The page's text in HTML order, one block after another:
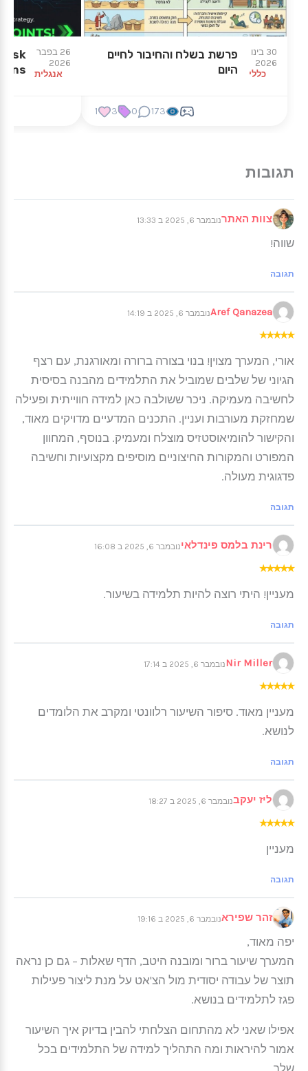
30 בינו
2026
כללי
פרשת בשלח והחיבור לחיים
היום
173
0
3
1
26 בפבר
2026
אנגלית
צוות האתרנובמבר 6, 2025 ב 13:33
שווה!
תגובה
Aref Qanazeaנובמבר 6, 2025 ב 14:19
★
★
★
★
★
אורי, המערך מצוין! בנוי בצורה ברורה ומאורגנת, עם רצף
הגיוני של שלבים שמוביל את התלמידים מהבנה בסיסית
לחשיבה מעמיקה. ניכר ששולבה כאן למידה חווייתית ופעילה
שמחזקת מעורבות ועניין. התכנים המדעיים מדויקים מאוד,
והקישור להומיאוסטזיס מוצלח ומעמיק. בנוסף, המחוון
המפורט והמקורות החיצוניים מוסיפים מקצועיות וחשיבה
פדגוגית מעולה.
תגובה
רינת בלמס פינדלאינובמבר 6, 2025 ב 16:08
★
★
★
★
★
מעניין! היתי רוצה להיות תלמידה בשיעור.
תגובה
Nir Millerנובמבר 6, 2025 ב 17:14
★
★
★
★
★
מעניין מאוד. סיפור השיעור רלוונטי ומקרב את הלומדים
לנושא.
תגובה
ליז יעקבנובמבר 6, 2025 ב 18:27
★
★
★
★
★
מעניין
תגובה
זהר שפיראנובמבר 6, 2025 ב 19:16
יפה מאוד,
המערך שיעור ברור ומובנה היטב, הדף שאלות – גם כן נראה
תוצר של עבודה יסודית מול הצ'אט על מנת ליצור פעילות
פגז לתלמידים בנושא.
אפילו שאני לא מהתחום הצלחתי להבין בדיוק איך השיעור
אמור להיראות ומה התהליך למידה של התלמידים בכל
שלב.